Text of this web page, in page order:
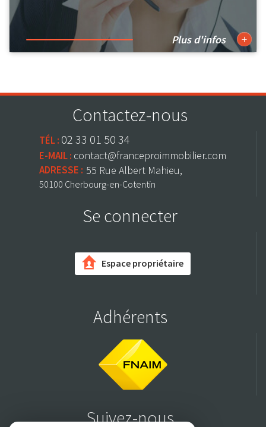
Plus d'infos +
Contactez-nous
TÉL : 02 33 01 50 34
E-MAIL : contact@franceproimmobilier.com
ADRESSE : 55 Rue Albert Mahieu,
50100 Cherbourg-en-Cotentin
Se connecter
Espace propriétaire
Adhérents
Suivez-nous